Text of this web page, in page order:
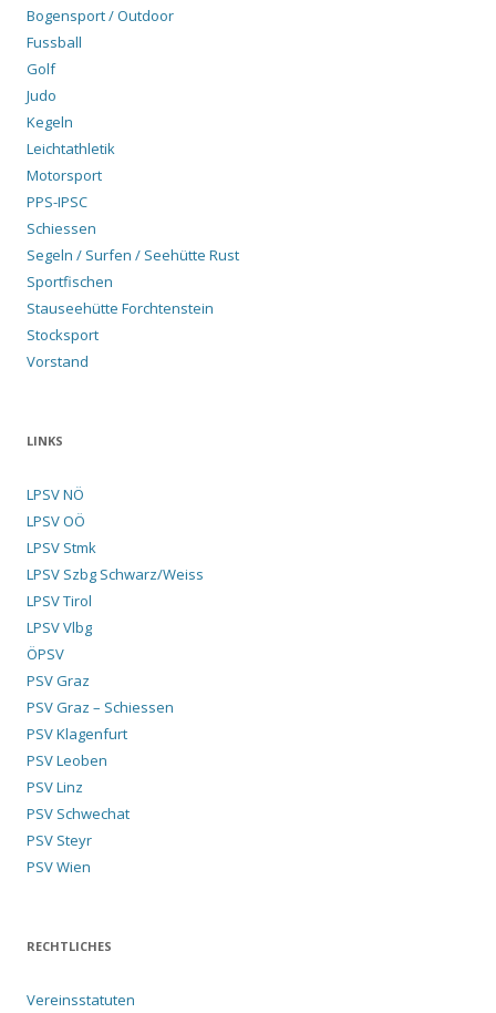
Bogensport / Outdoor
Fussball
Golf
Judo
Kegeln
Leichtathletik
Motorsport
PPS-IPSC
Schiessen
Segeln / Surfen / Seehütte Rust
Sportfischen
Stauseehütte Forchtenstein
Stocksport
Vorstand
LINKS
LPSV NÖ
LPSV OÖ
LPSV Stmk
LPSV Szbg Schwarz/Weiss
LPSV Tirol
LPSV Vlbg
ÖPSV
PSV Graz
PSV Graz – Schiessen
PSV Klagenfurt
PSV Leoben
PSV Linz
PSV Schwechat
PSV Steyr
PSV Wien
RECHTLICHES
Vereinsstatuten